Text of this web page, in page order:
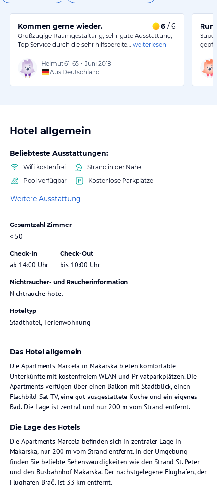
Kommen gerne wieder. 6 / 6
Großzügige Raumgestaltung, sehr gute Ausstattung,
Top Service durch die sehr hilfsbereite…
weiterlesen
Helmut 61-65 • Juni 2018
Aus Deutschland
Hotel allgemein
Beliebteste Ausstattungen:
Wifi kostenfrei
Strand in der Nähe
Pool verfügbar
Kostenlose Parkplätze
Weitere Ausstattung
Gesamtzahl Zimmer
< 50
Check-In
ab 14:00 Uhr
Check-Out
bis 10:00 Uhr
Nichtraucher- und Raucherinformation
Nichtraucherhotel
Hoteltyp
Stadthotel, Ferienwohnung
Das Hotel allgemein
Die Apartments Marcela in Makarska bieten komfortable
Unterkünfte mit kostenfreiem WLAN und Privatparkplätzen. Die
Apartments verfügen über einen Balkon mit Stadtblick, einen
Flachbild-Sat-TV, eine gut ausgestattete Küche und ein eigenes
Bad. Die Lage ist zentral und nur 200 m vom Strand entfernt.
Die Lage des Hotels
Die Apartments Marcela befinden sich in zentraler Lage in
Makarska, nur 200 m vom Strand entfernt. In der Umgebung
finden Sie beliebte Sehenswürdigkeiten wie den Strand St. Peter
und den Busbahnhof Makarska. Der nächstgelegene Flughafen, der
Flughafen Brač, ist 33 km entfernt.